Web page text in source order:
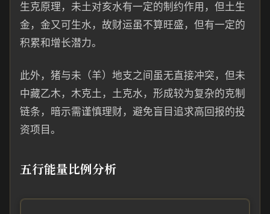
生克原理，未土对亥水有一定的制约作用，但土生
金，金又可生水，故财运虽不算旺盛，但有一定的
积累和增长潜力。
此外，猪与未（羊）地支之间虽无直接冲突，但未
中藏乙木，木克土，土克水，形成较为复杂的克制
链条，暗示需谨慎理财，避免盲目追求高回报的投
资项目。
五行能量比例分析